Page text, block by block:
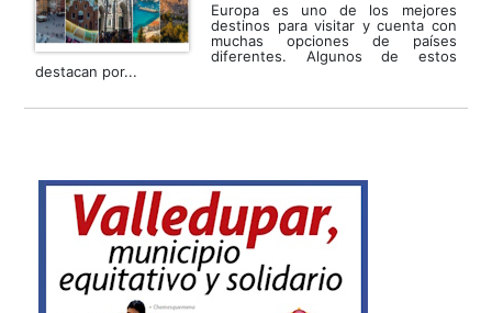
Europa es uno de los mejores
destinos para visitar y cuenta con
muchas opciones de países
diferentes. Algunos de estos
destacan por...